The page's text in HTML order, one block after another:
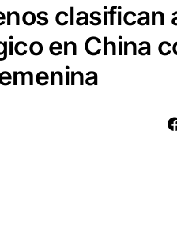
clasifican
en China